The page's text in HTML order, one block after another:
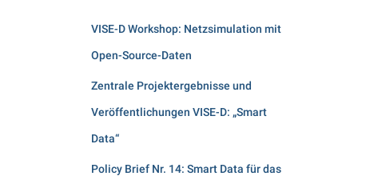
VISE-D Workshop: Netzsimulation mit
Open-Source-Daten
Zentrale Projektergebnisse und
Veröffentlichungen VISE-D: „Smart
Data“
Policy Brief Nr. 14: Smart Data für das